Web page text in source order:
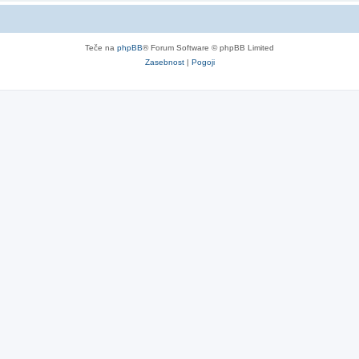
Teče na phpBB® Forum Software © phpBB Limited
Zasebnost| Pogoji